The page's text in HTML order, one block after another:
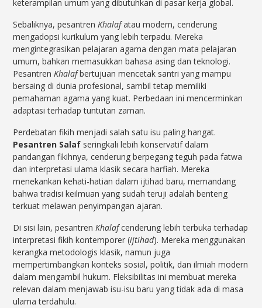
keterampilan umum yang dibutuhkan di pasar kerja global.
Sebaliknya, pesantrenKhalafatau modern, cenderung
mengadopsi kurikulum yang lebih terpadu. Mereka
mengintegrasikan pelajaran agama dengan mata pelajaran
umum, bahkan memasukkan bahasa asing dan teknologi.
PesantrenKhalafbertujuan mencetak santri yang mampu
bersaing di dunia profesional, sambil tetap memiliki
pemahaman agama yang kuat. Perbedaan ini mencerminkan
adaptasi terhadap tuntutan zaman.
Perdebatan fikih menjadi salah satu isu paling hangat.
Pesantren Salaf seringkali lebih konservatif dalam
pandangan fikihnya, cenderung berpegang teguh pada fatwa
dan interpretasi ulama klasik secara harfiah. Mereka
menekankan kehati-hatian dalam ijtihad baru, memandang
bahwa tradisi keilmuan yang sudah teruji adalah benteng
terkuat melawan penyimpangan ajaran.
Di sisi lain, pesantrenKhalafcenderung lebih terbuka terhadap
interpretasi fikih kontemporer (ijtihad). Mereka menggunakan
kerangka metodologis klasik, namun juga
mempertimbangkan konteks sosial, politik, dan ilmiah modern
dalam mengambil hukum. Fleksibilitas ini membuat mereka
relevan dalam menjawab isu-isu baru yang tidak ada di masa
ulama terdahulu.